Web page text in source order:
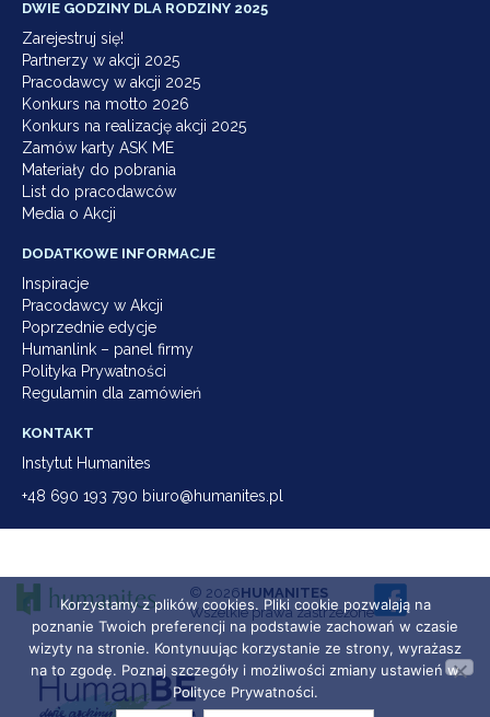
DWIE GODZINY DLA RODZINY 2025
Zarejestruj się!
Partnerzy w akcji 2025
Pracodawcy w akcji 2025
Konkurs na motto 2026
Konkurs na realizację akcji 2025
Zamów karty ASK ME
Materiały do pobrania
List do pracodawców
Media o Akcji
DODATKOWE INFORMACJE
Inspiracje
Pracodawcy w Akcji
Poprzednie edycje
Humanlink – panel firmy
Polityka Prywatności
Regulamin dla zamówień
KONTAKT
Instytut Humanites
+48 690 193 790 biuro@humanites.pl
Korzystamy z plików cookies. Pliki cookie pozwalają na
poznanie Twoich preferencji na podstawie zachowań w czasie
wizyty na stronie. Kontynuując korzystanie ze strony, wyrażasz
na to zgodę. Poznaj szczegóły i możliwości zmiany ustawień w
Polityce Prywatności.
© 2026HUMANITES
Wszelkie prawa zastrzeżone